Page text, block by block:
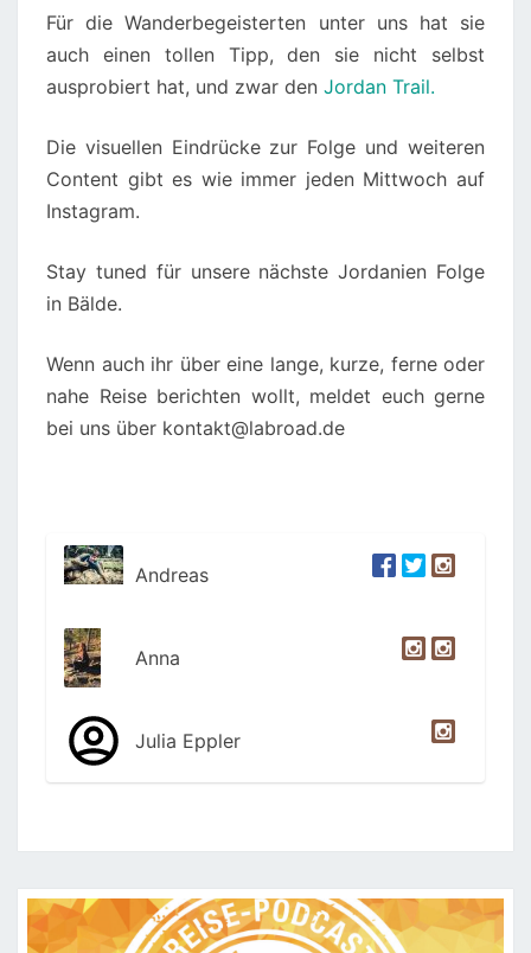
Für die Wanderbegeisterten unter uns hat sie
auch einen tollen Tipp, den sie nicht selbst
ausprobiert hat, und zwar den Jordan Trail.
Die visuellen Eindrücke zur Folge und weiteren
Content gibt es wie immer jeden Mittwoch auf
Instagram.
Stay tuned für unsere nächste Jordanien Folge
in Bälde.
Wenn auch ihr über eine lange, kurze, ferne oder
nahe Reise berichten wollt, meldet euch gerne
bei uns über kontakt@labroad.de
Andreas
Anna
Julia Eppler